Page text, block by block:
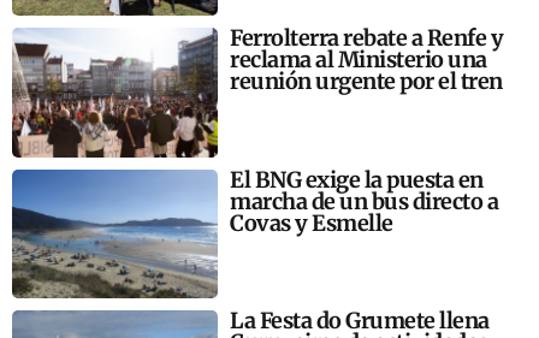
Ferrolterra rebate a Renfe y
reclama al Ministerio una
reunión urgente por el tren
El BNG exige la puesta en
marcha de un bus directo a
Covas y Esmelle
La Festa do Grumete llena